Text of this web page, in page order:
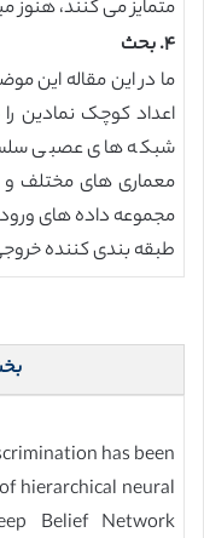
متمایز می کنند، هنوز
۴. بحث
ما در این مقاله این
اعداد کوچک نمادین
شبکه های عصبی
معماری های مختلف و
مجموعه داده های
طبقه بندی کننده
has been
hierarchical neural
Belief Network